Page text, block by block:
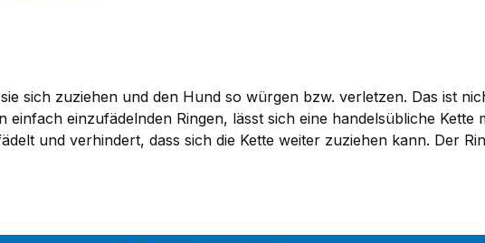
sich zuziehen und den Hund so würgen bzw. verletzen. Das ist
einzufädelnden Ringen, lässt sich eine handelsübliche
und verhindert, dass sich die Kette weiter zuziehen kann. Der